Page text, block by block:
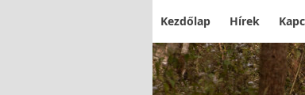
Kezdőlap Hírek